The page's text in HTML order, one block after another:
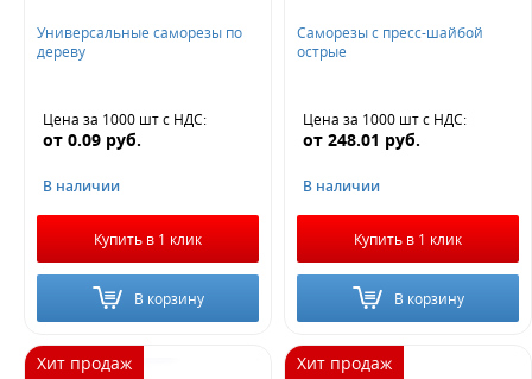
Универсальные саморезы по
дереву
Цена за 1000 штс НДС:
от 0.09 руб.
В наличии
Купить в 1 клик
В корзину
Саморезы с пресс-шайбой
острые
Цена за 1000 штс НДС:
от 248.01 руб.
В наличии
Купить в 1 клик
В корзину
Хит продаж Хит продаж